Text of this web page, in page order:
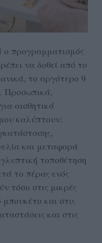
ο προγραμματισμός
να δοθεί από το
το αργότερο 9
Προσωπικά,
αισθητικά
καλύπτουν:
και μεταφορά
τοποθέτηση
το πέρας ενός
τόσο στις μικρές
και στις
και στις